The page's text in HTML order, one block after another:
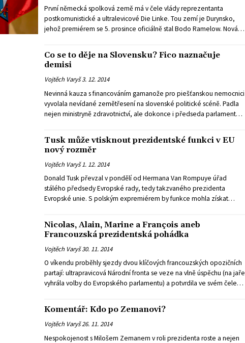
První německá spolková země má v čele vlády reprezentanta
postkomunistické a ultralevicové Die Linke. Tou zemí je Durynsko,
jehož premiérem se 5. prosince oficiálně stal Bodo Ramelow. Nová
znamená prolomení porevolučního tabu a v Německu je
celospolečenským tématem.
Co se to děje na Slovensku? Fico naznačuje
demisi
Vojtěch Varyš 3. 12. 2014
Nevinná kauza s financováním gamanože pro piešťanskou nemocnici
vyvolala nevídané zemětřesení na slovenské politické scéně. Padla
nejen ministryně zdravotnictví, ale dokonce i předseda parlamentu
se ještě nedávno mluvilo jako o možné budoucím prezidentovi nebo
premiérovi. A Bratislavu i další města již několik týdnů zaměstnávají
velké demonstrace. Premiér Fico dokonce začal nahlas uvažovat o
své demisi.
Tusk může vtisknout prezidentské funkci v EU
nový rozměr
Vojtěch Varyš 1. 12. 2014
Donald Tusk převzal v pondělí od Hermana Van Rompuye úřad
stálého předsedy Evropské rady, tedy takzvaného prezidenta
Evropské unie. S polským expremiérem by funkce mohla získat
Nicolas, Alain, Marine a François aneb
Francouzská prezidentská pohádka
Vojtěch Varyš 30. 11. 2014
O víkendu proběhly sjezdy dvou klíčových francouzských opozičních
partají: ultrapravicová Národní fronta se veze na vlně úspěchu (na jaře
vyhrála volby do Evropského parlamentu) a potvrdila ve svém čele
pravicová UMP zvolila svým předsedou exprezidenta Nicolase
Sarkozyho a netrpělivě vyhlíží zářné zítřky. Se současným
prezidentem Françoisem Hollandem, který je v polovině funkčního
období, už nikdo nepočítá. Dokonce ani jeho vlastní socialisté.
Komentář: Kdo po Zemanovi?
Vojtěch Varyš26. 11. 2014
Nespokojenost s Milošem Zemanem v roli prezidenta roste a nejen